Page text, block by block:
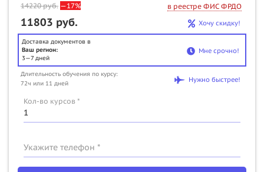
14220руб. —17% в реестре ФИС ФРДО
11803 руб. Хочу скидку!
Доставка документов в
Ваш регион:
3—7 дней
Мне срочно!
Длительность обучения по курсу:
72ч или 11 дней
Нужно быстрее!
Кол-во курсов *
Укажите телефон *